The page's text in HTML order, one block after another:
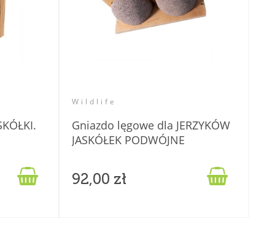

Wildlife
Gniazdo lęgowe dla JERZYKÓW
JASKÓŁEK PODWÓJNE
92,00 zł 